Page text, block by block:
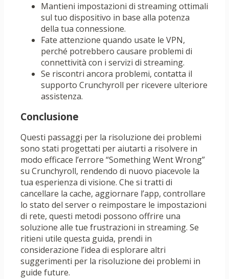
Mantieni impostazioni di streaming ottimali
sul tuo dispositivo in base alla potenza
della tua connessione.
Fate attenzione quando usate le VPN,
perché potrebbero causare problemi di
connettività con i servizi di streaming.
Se riscontri ancora problemi, contatta il
supporto Crunchyroll per ricevere ulteriore
assistenza.
Conclusione
Questi passaggi per la risoluzione dei problemi
sono stati progettati per aiutarti a risolvere in
modo efficace l’errore “Something Went Wrong”
su Crunchyroll, rendendo di nuovo piacevole la
tua esperienza di visione. Che si tratti di
cancellare la cache, aggiornare l’app, controllare
lo stato del server o reimpostare le impostazioni
di rete, questi metodi possono offrire una
soluzione alle tue frustrazioni in streaming. Se
ritieni utile questa guida, prendi in
considerazione l’idea di esplorare altri
suggerimenti per la risoluzione dei problemi in
guide future.